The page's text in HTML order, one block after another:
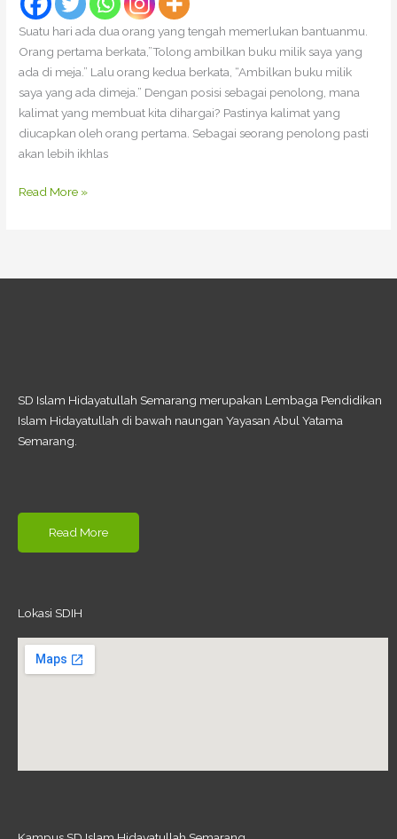
Suatu hari ada dua orang yang tengah memerlukan bantuanmu.
Orang pertama berkata,”Tolong ambilkan buku milik saya yang
ada di meja.” Lalu orang kedua berkata, “Ambilkan buku milik
saya yang ada dimeja.” Dengan posisi sebagai penolong, mana
kalimat yang membuat kita dihargai? Pastinya kalimat yang
diucapkan oleh orang pertama. Sebagai seorang penolong pasti
akan lebih ikhlas
Read More »
SD Islam Hidayatullah Semarang merupakan Lembaga Pendidikan
Islam Hidayatullah di bawah naungan Yayasan Abul Yatama
Semarang.
Read More
Lokasi SDIH